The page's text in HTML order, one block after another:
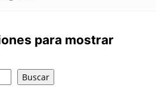
Fotos
para mostrar
Buscar